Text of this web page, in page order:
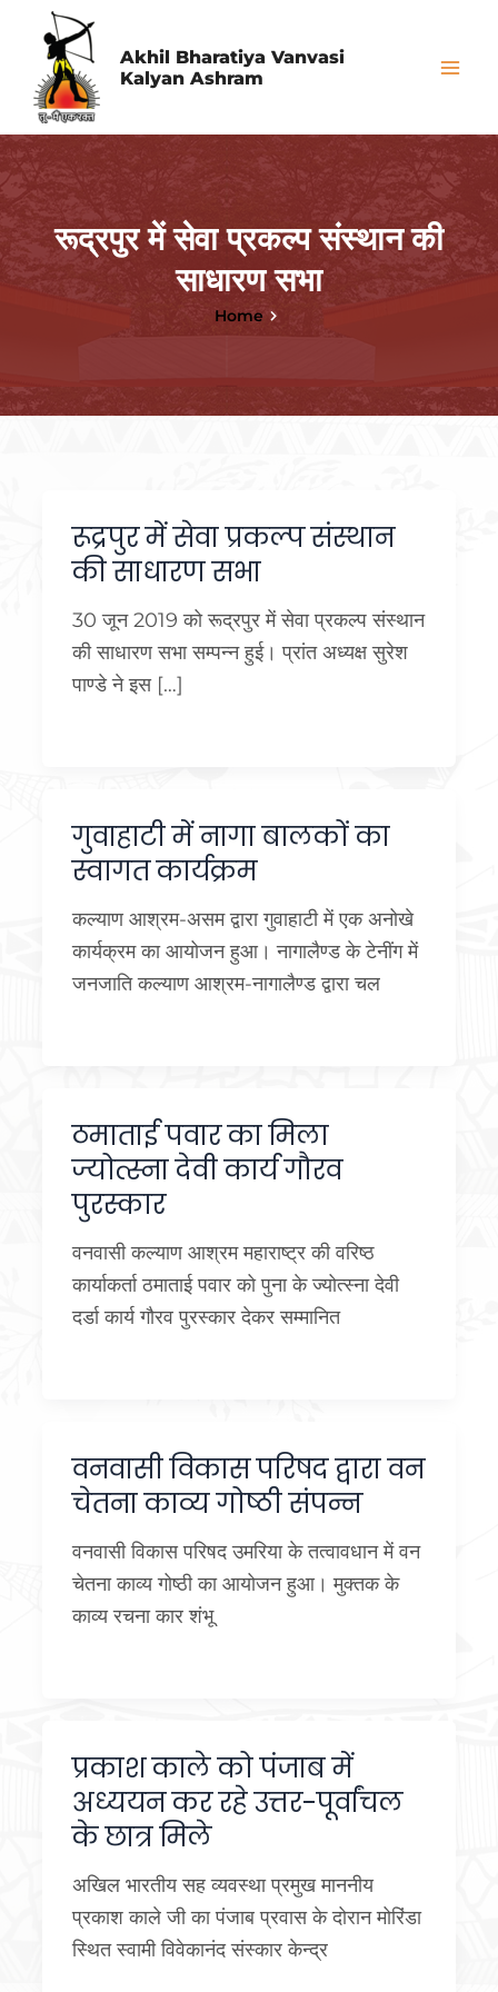
content
Akhil Bharatiya Vanvasi
Kalyan Ashram
रूद्रपुर में सेवा प्रकल्प संस्थान की
साधारण सभा
Home
रूद्रपुर में सेवा प्रकल्प संस्थान
की साधारण सभा
30 जून 2019 को रूद्रपुर में सेवा प्रकल्प संस्थान
की साधारण सभा सम्पन्न हुई। प्रांत अध्यक्ष सुरेश
पाण्डे ने इस […]
गुवाहाटी में नागा बालकों का
स्वागत कार्यक्रम
कल्याण आश्रम-असम द्वारा गुवाहाटी में एक अनोखे
कार्यक्रम का आयोजन हुआ। नागालैण्ड के टेनींग में
जनजाति कल्याण आश्रम-नागालैण्ड द्वारा चल
ठमाताई पवार का मिला
ज्योत्स्ना देवी कार्य गौरव
पुरस्कार
वनवासी कल्याण आश्रम महाराष्ट्र की वरिष्ठ
कार्याकर्ता ठमाताई पवार को पुना के ज्योत्स्ना देवी
दर्डा कार्य गौरव पुरस्कार देकर सम्मानित
वनवासी विकास परिषद द्वारा वन
चेतना काव्य गोष्ठी संपन्न
वनवासी विकास परिषद उमरिया के तत्वावधान में वन
चेतना काव्य गोष्ठी का आयोजन हुआ। मुक्तक के
काव्य रचना कार शंभू
प्रकाश काले को पंजाब में
अध्ययन कर रहे उत्तर-पूर्वांचल
के छात्र मिले
अखिल भारतीय सह व्यवस्था प्रमुख माननीय
प्रकाश काले जी का पंजाब प्रवास के दोरान मोरिंडा
स्थित स्वामी विवेकानंद संस्कार केन्द्र
Post
pagination